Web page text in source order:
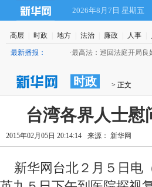
2026年8月7日 星期五
高层 时政 地方 法治 廉政 人事
最新播报： 最高法：巡回法庭开局良好 运行
时政 > 正文
台湾各界人士慰
2015年02月05日 20:14:14 来源： 新华网
新华网台北２月５日电